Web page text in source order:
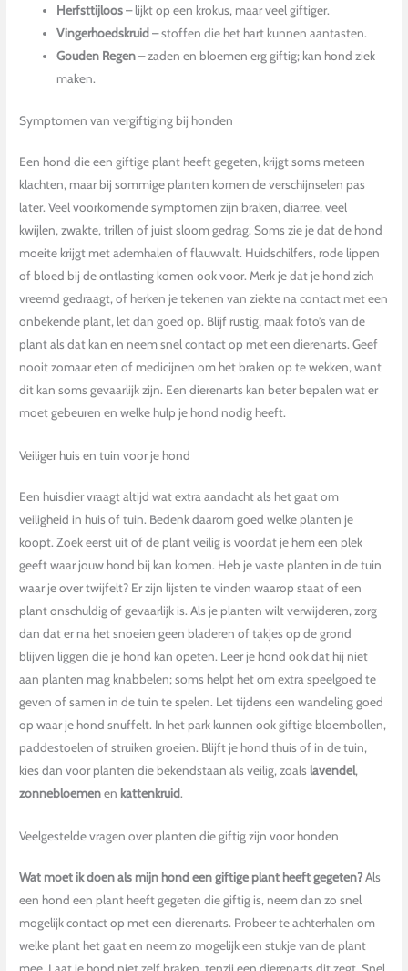
Herfsttijloos– lijkt op een krokus, maar veel giftiger.
Vingerhoedskruid – stoffen die het hart kunnen aantasten.
Gouden Regen– zaden en bloemen erg giftig; kan hond ziek
maken.
Symptomen van vergiftiging bij honden
Een hond die een giftige plant heeft gegeten, krijgt soms meteen
klachten, maar bij sommige planten komen de verschijnselen pas
later. Veel voorkomende symptomen zijn braken, diarree, veel
kwijlen, zwakte, trillen of juist sloom gedrag. Soms zie je dat de hond
moeite krijgt met ademhalen of flauwvalt. Huidschilfers, rode lippen
of bloed bij de ontlasting komen ook voor. Merk je dat je hond zich
vreemd gedraagt, of herken je tekenen van ziekte na contact met een
onbekende plant, let dan goed op. Blijf rustig, maak foto’s van de
plant als dat kan en neem snel contact op met een dierenarts. Geef
nooit zomaar eten of medicijnen om het braken op te wekken, want
dit kan soms gevaarlijk zijn. Een dierenarts kan beter bepalen wat er
moet gebeuren en welke hulp je hond nodig heeft.
Veiliger huis en tuin voor je hond
Een huisdier vraagt altijd wat extra aandacht als het gaat om
veiligheid in huis of tuin. Bedenk daarom goed welke planten je
koopt. Zoek eerst uit of de plant veilig is voordat je hem een plek
geeft waar jouw hond bij kan komen. Heb je vaste planten in de tuin
waar je over twijfelt? Er zijn lijsten te vinden waarop staat of een
plant onschuldig of gevaarlijk is. Als je planten wilt verwijderen, zorg
dan dat er na het snoeien geen bladeren of takjes op de grond
blijven liggen die je hond kan opeten. Leer je hond ook dat hij niet
aan planten mag knabbelen; soms helpt het om extra speelgoed te
geven of samen in de tuin te spelen. Let tijdens een wandeling goed
op waar je hond snuffelt. In het park kunnen ook giftige bloembollen,
paddestoelen of struiken groeien. Blijft je hond thuis of in de tuin,
kies dan voor planten die bekendstaan als veilig, zoals lavendel,
zonnebloemenen kattenkruid.
Veelgestelde vragen over planten die giftig zijn voor honden
Wat moet ik doen als mijn hond een giftige plant heeft gegeten?Als
een hond een plant heeft gegeten die giftig is, neem dan zo snel
mogelijk contact op met een dierenarts. Probeer te achterhalen om
welke plant het gaat en neem zo mogelijk een stukje van de plant
mee. Laat je hond niet zelf braken, tenzij een dierenarts dit zegt. Snel